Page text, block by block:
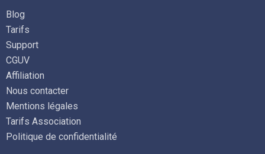
Blog
Tarifs
Support
CGUV
Affiliation
Nous contacter
Mentions légales
Tarifs Association
Politique de confidentialité